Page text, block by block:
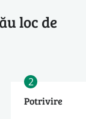
loc de
2
Potrivire